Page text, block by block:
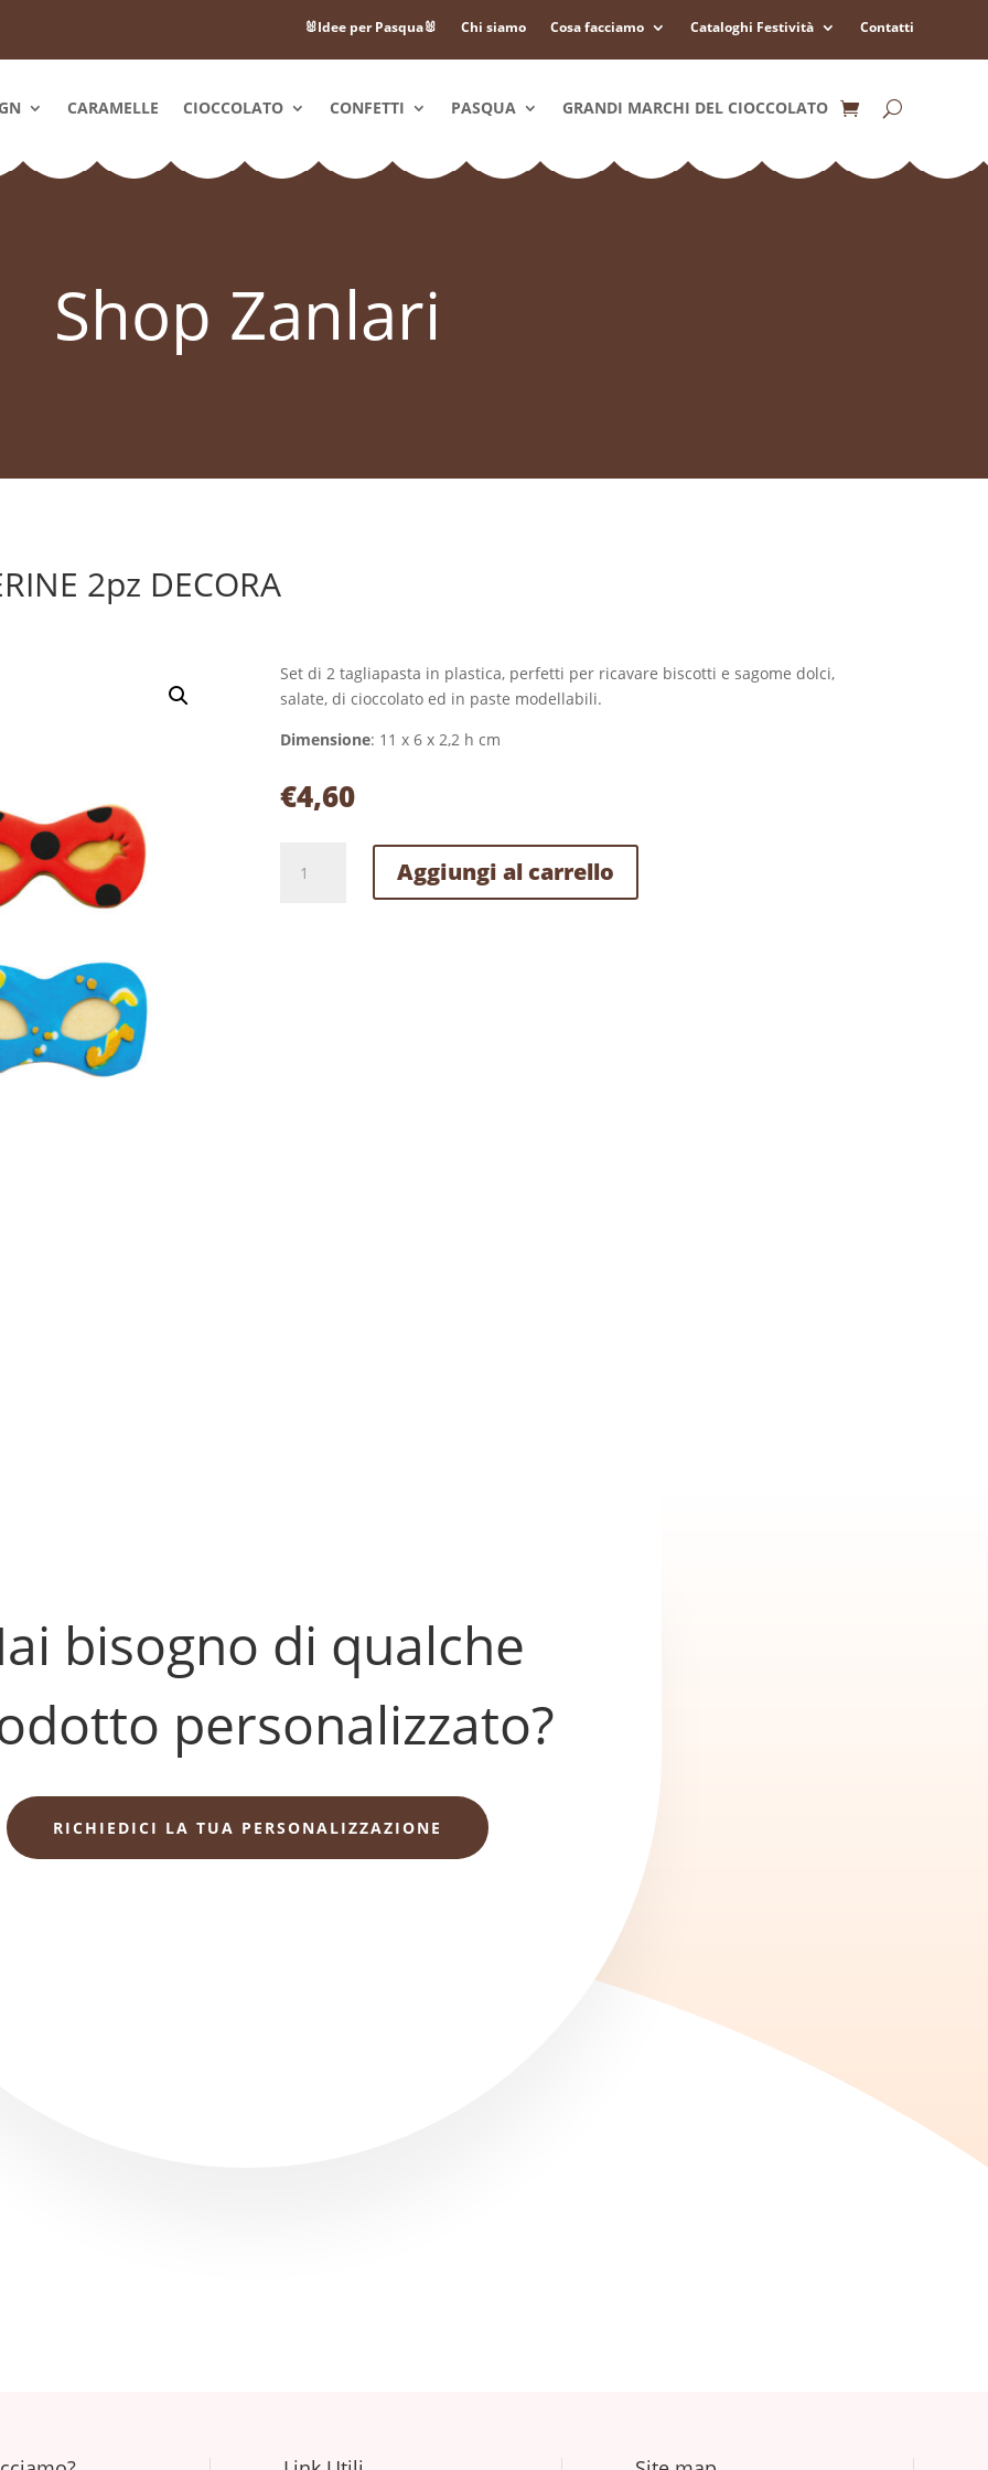
🐰Idee per Pasqua🐰 Chi siamo Cosa facciamo Cataloghi Festività Contatti
CARAMELLE CIOCCOLATO CONFETTI PASQUA GRANDI MARCHI DEL CIOCCOLATO
Shop Zanlari
2pz DECORA
Set di 2 tagliapasta in plastica, perfetti per ricavare biscotti e sagome dolci,
salate, di cioccolato ed in paste modellabili.
Dimensione: 11 x 6 x 2,2 h cm
€4,60
TAGLIAPASTA
MASCHERINE
Aggiungi al carrello
bisogno di qualche
personalizzato?
RICHIEDICI LA TUA PERSONALIZZAZIONE